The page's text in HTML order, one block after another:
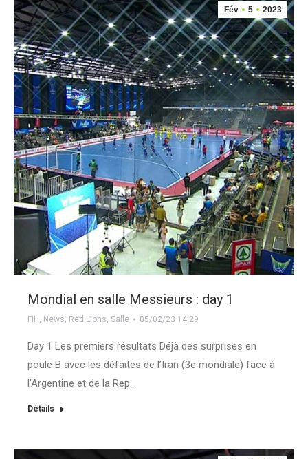
Fév 5 2023
Mondial en salle Messieurs : day 1
FIH , News, Red Lions, Salle 05/02/23 14:29
Day 1 Les premiers résultats Déjà des surprises en
poule B avec les défaites de l’Iran (3e mondiale) face à
l’Argentine et de la Rep…
Détails